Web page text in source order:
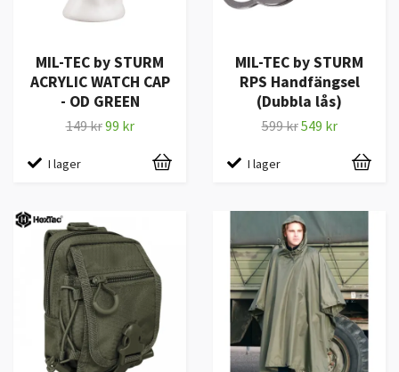
MIL-TEC by STURM
ACRYLIC WATCH CAP
- OD GREEN
149 kr99 kr
I lager
MIL-TEC by STURM
RPS Handfängsel
(Dubbla lås)
599 kr549 kr
I lager